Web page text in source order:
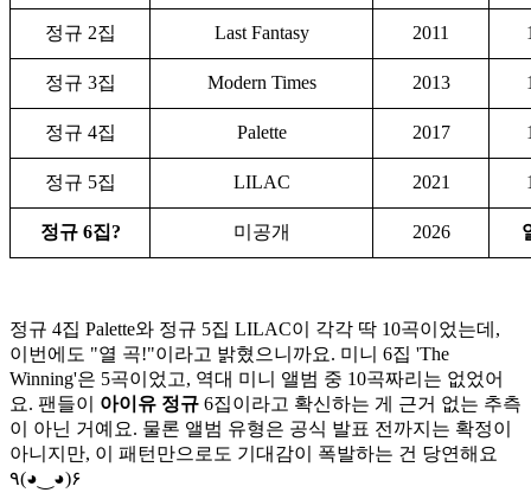
정규 2집 Last Fantasy 2011
정규 3집 Modern Times 2013
정규 4집 Palette 2017
정규 5집 LILAC 2021
정규 6집? 미공개 2026
정규 4집 Palette와 정규 5집 LILAC이 각각 딱 10곡이었는데,
이번에도 "열 곡!"이라고 밝혔으니까요. 미니 6집 'The
Winning'은 5곡이었고, 역대 미니 앨범 중 10곡짜리는 없었어
요. 팬들이 아이유 정규 6집이라고 확신하는 게 근거 없는 추측
이 아닌 거예요. 물론 앨범 유형은 공식 발표 전까지는 확정이
아니지만, 이 패턴만으로도 기대감이 폭발하는 건 당연해요
٩(◕‿◕)۶